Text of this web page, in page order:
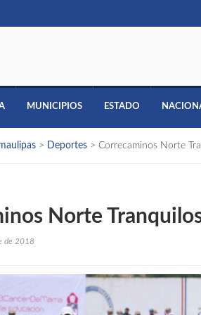
MUNICIPIOS ESTADO
> Deportes > Correcaminos Norte
Norte
de 2018